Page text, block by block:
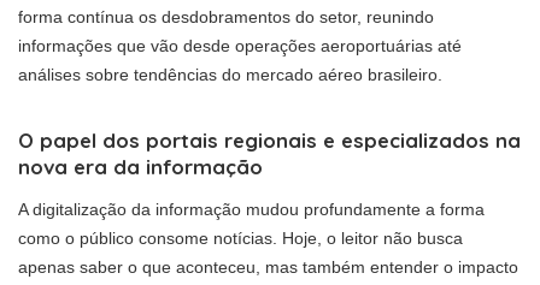
forma contínua os desdobramentos do setor, reunindo
informações que vão desde operações aeroportuárias até
análises sobre tendências do mercado aéreo brasileiro.
O papel dos portais regionais e especializados na
nova era da informação
A digitalização da informação mudou profundamente a forma
como o público consome notícias. Hoje, o leitor não busca
apenas saber o que aconteceu, mas também entender o impacto